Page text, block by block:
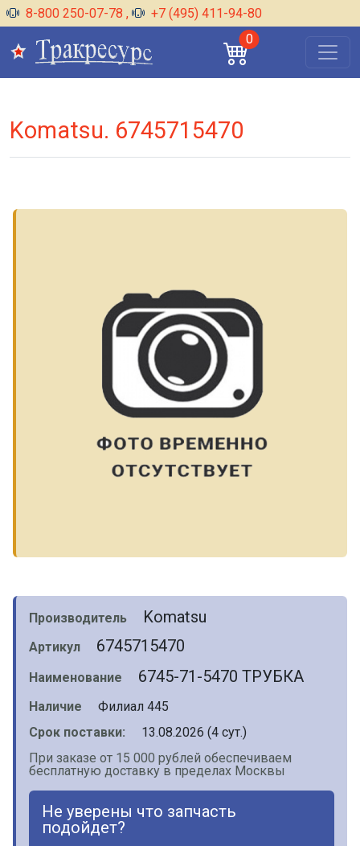
8-800 250-07-78 ,
+7 (495) 411-94-80
0
Komatsu. 6745715470
Производитель Komatsu
Артикул 6745715470
Наименование 6745-71-5470 ТРУБКА
Наличие
Филиал 445
Срок поставки:
13.08.2026 (4 сут.)
При заказе от 15 000 рублей обеспечиваем
бесплатную доставку в пределах Москвы
Не уверены что запчасть
подойдет?